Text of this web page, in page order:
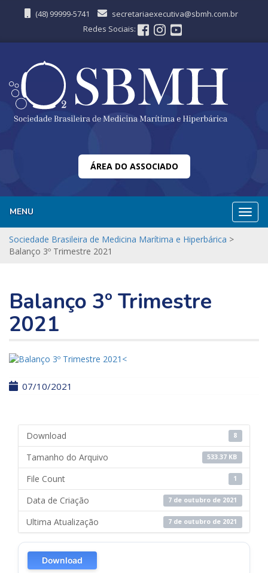
(48) 99999-5741
secretariaexecutiva@sbmh.com.br
Redes Sociais:
ÁREA DO ASSOCIADO
MENU
Sociedade Brasileira de Medicina Marítima e Hiperbárica >
Balanço 3º Trimestre 2021
Balanço 3º Trimestre
2021
07/10/2021
Download 8
Tamanho do Arquivo 533.37 KB
File Count 1
Data de Criação 7 de outubro de 2021
Ultima Atualização 7 de outubro de 2021
Download